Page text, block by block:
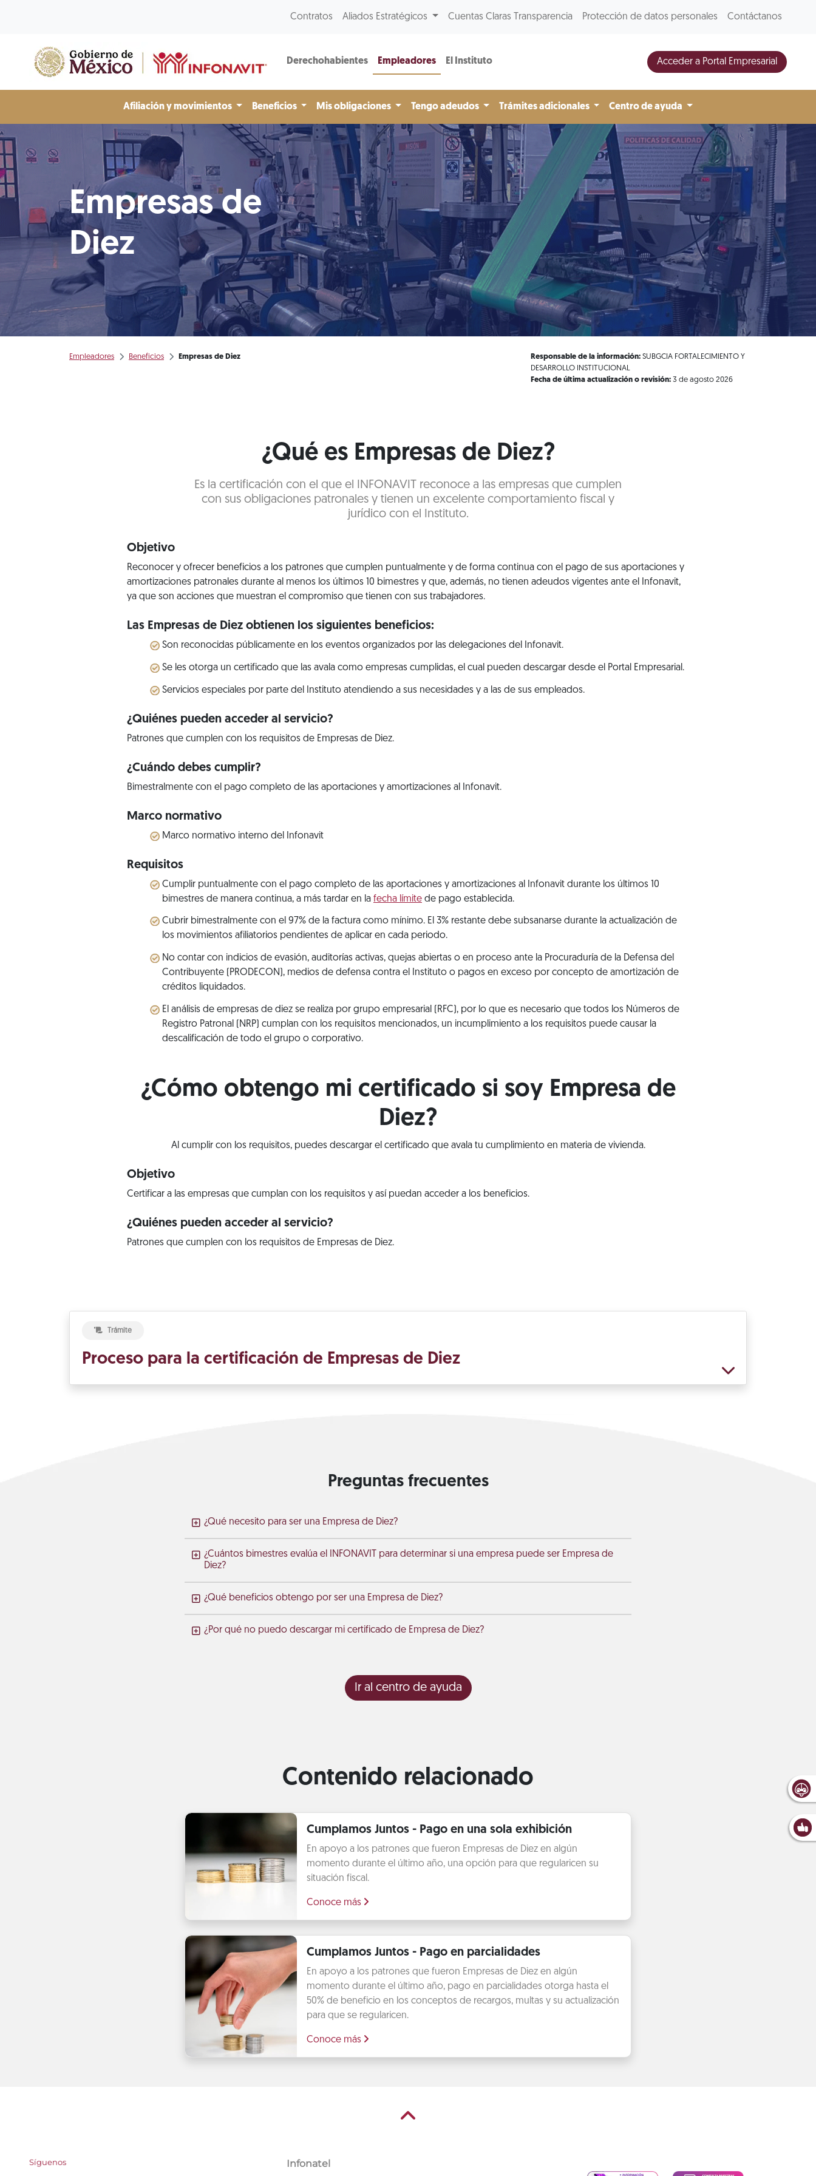
Contratos Aliados Estratégicos Cuentas Claras Transparencia Protección de datos personales Contáctanos
Derechohabientes Empleadores El Instituto Acceder a Portal Empresarial
Afiliación y movimientos Beneficios Mis obligaciones Tengo adeudos Trámites adicionales Centro de ayuda
Empresas de
Diez
Empleadores Beneficios Empresas de Diez Responsable de la información: SUBGCIA FORTALECIMIENTO Y
DESARROLLO INSTITUCIONAL
Fecha de última actualización o revisión: 3 de agosto 2026
¿Qué es Empresas de Diez?
Es la certificación con el que el INFONAVIT reconoce a las empresas que cumplen
con sus obligaciones patronales y tienen un excelente comportamiento fiscal y
jurídico con el Instituto.
Objetivo
Reconocer y ofrecer beneficios a los patrones que cumplen puntualmente y de forma continua con el pago de sus aportaciones y
amortizaciones patronales durante al menos los últimos 10 bimestres y que, además, no tienen adeudos vigentes ante el Infonavit,
ya que son acciones que muestran el compromiso que tienen con sus trabajadores.
Las Empresas de Diez obtienen los siguientes beneficios:
Son reconocidas públicamente en los eventos organizados por las delegaciones del Infonavit.
Se les otorga un certificado que las avala como empresas cumplidas, el cual pueden descargar desde el Portal Empresarial.
Servicios especiales por parte del Instituto atendiendo a sus necesidades y a las de sus empleados.
¿Quiénes pueden acceder al servicio?
Patrones que cumplen con los requisitos de Empresas de Diez.
¿Cuándo debes cumplir?
Bimestralmente con el pago completo de las aportaciones y amortizaciones al Infonavit.
Marco normativo
Marco normativo interno del Infonavit
Requisitos
Cumplir puntualmente con el pago completo de las aportaciones y amortizaciones al Infonavit durante los últimos 10
bimestres de manera continua, a más tardar en la fecha límite de pago establecida.
Cubrir bimestralmente con el 97% de la factura como mínimo. El 3% restante debe subsanarse durante la actualización de
los movimientos afiliatorios pendientes de aplicar en cada periodo.
No contar con indicios de evasión, auditorías activas, quejas abiertas o en proceso ante la Procuraduría de la Defensa del
Contribuyente (PRODECON), medios de defensa contra el Instituto o pagos en exceso por concepto de amortización de
créditos liquidados.
El análisis de empresas de diez se realiza por grupo empresarial (RFC), por lo que es necesario que todos los Números de
Registro Patronal (NRP) cumplan con los requisitos mencionados, un incumplimiento a los requisitos puede causar la
descalificación de todo el grupo o corporativo.
¿Cómo obtengo mi certificado si soy Empresa de
Diez?
Al cumplir con los requisitos, puedes descargar el certificado que avala tu cumplimiento en materia de vivienda.
Objetivo
Certificar a las empresas que cumplan con los requisitos y así puedan acceder a los beneficios.
¿Quiénes pueden acceder al servicio?
Patrones que cumplen con los requisitos de Empresas de Diez.
Trámite
Proceso para la certificación de Empresas de Diez
Preguntas frecuentes
¿Qué necesito para ser una Empresa de Diez?
¿Cuántos bimestres evalúa el INFONAVIT para determinar si una empresa puede ser Empresa de
Diez?
¿Qué beneficios obtengo por ser una Empresa de Diez?
¿Por qué no puedo descargar mi certificado de Empresa de Diez?
Ir al centro de ayuda
Contenido relacionado
Cumplamos Juntos - Pago en una sola exhibición
En apoyo a los patrones que fueron Empresas de Diez en algún
momento durante el último año, una opción para que regularicen su
situación fiscal.
Conoce más
Cumplamos Juntos - Pago en parcialidades
En apoyo a los patrones que fueron Empresas de Diez en algún
momento durante el último año, pago en parcialidades otorga hasta el
50% de beneficio en los conceptos de recargos, multas y su actualización
para que se regularicen.
Conoce más
Síguenos Infonatel